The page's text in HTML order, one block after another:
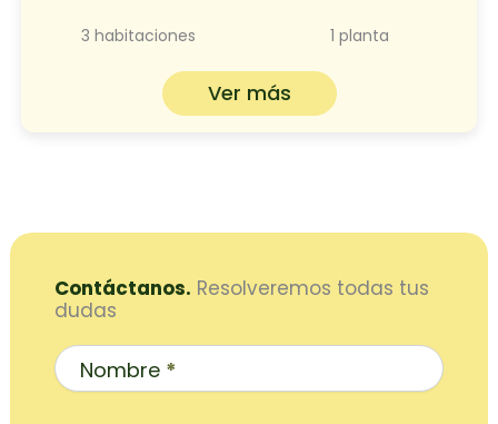
3 habitaciones 1 planta
Ver más
Contáctanos. Resolveremos todas tus
dudas
Inicio
Nombre *